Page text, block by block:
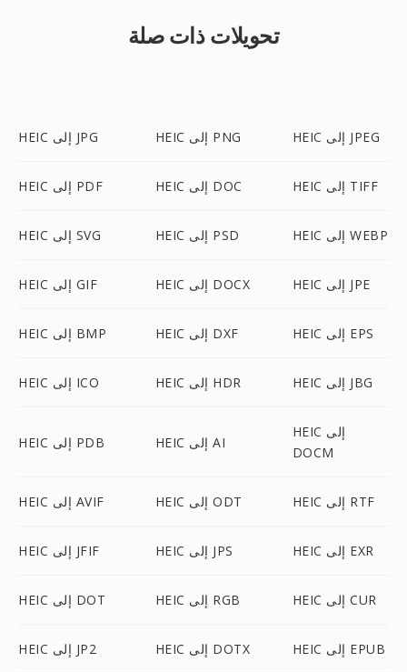
تحويلات ذات صلة
HEIC إلى JPG HEIC إلى PNG HEIC إلى JPEG
HEIC إلى PDF HEIC إلى DOC HEIC إلى TIFF
HEIC إلى SVG HEIC إلى PSD HEIC إلى WEBP
HEIC إلى GIF HEIC إلى DOCX HEIC إلى JPE
HEIC إلى BMP HEIC إلى DXF HEIC إلى EPS
HEIC إلى ICO HEIC إلى HDR HEIC إلى JBG
HEIC إلى PDB HEIC إلى AI
HEIC إلى
DOCM
HEIC إلى AVIF HEIC إلى ODT HEIC إلى RTF
HEIC إلى JFIF HEIC إلى JPS HEIC إلى EXR
HEIC إلى DOT HEIC إلى RGB HEIC إلى CUR
HEIC إلى JP2 HEIC إلى DOTX HEIC إلى EPUB